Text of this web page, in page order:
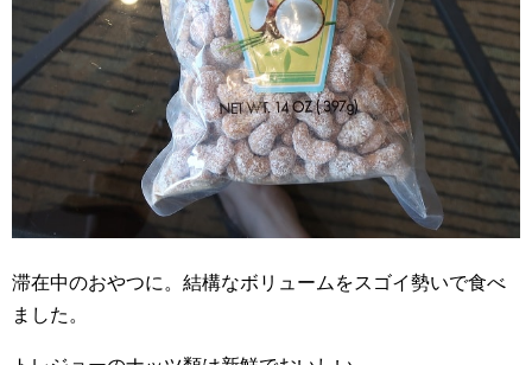
滞在中のおやつに。結構なボリュームをスゴイ勢いで食べ
ました。